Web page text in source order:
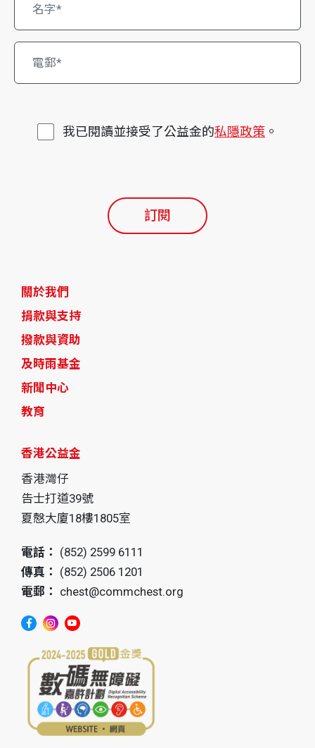
關於我們
捐款與支持
撥款與資助
及時雨基金
新聞中心
教育
香港公益金
香港灣仔
告士打道39號
夏慤大廈18樓1805室
電話： (852) 2599 6111
傳真： (852) 2506 1201
電郵： chest@commchest.org
我已閱讀並接受了公益金的私隱政策 。
訂閱